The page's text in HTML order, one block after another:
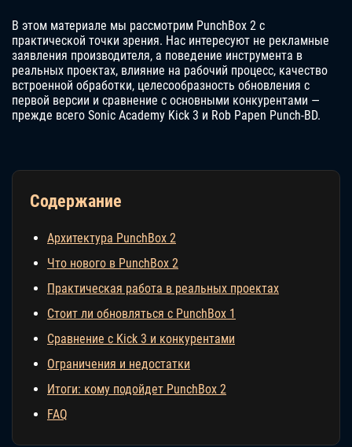
В этом материале мы рассмотрим PunchBox 2 с
практической точки зрения. Нас интересуют не рекламные
заявления производителя, а поведение инструмента в
реальных проектах, влияние на рабочий процесс, качество
встроенной обработки, целесообразность обновления с
первой версии и сравнение с основными конкурентами —
прежде всего Sonic Academy Kick 3 и Rob Papen Punch-BD.
Содержание
Архитектура PunchBox 2
Что нового в PunchBox 2
Практическая работа в реальных проектах
Стоит ли обновляться с PunchBox 1
Сравнение с Kick 3 и конкурентами
Ограничения и недостатки
Итоги: кому подойдет PunchBox 2
FAQ